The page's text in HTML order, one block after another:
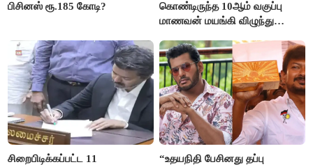
பிசினஸ் ரூ.185 கோடி?
கொண்டிருந்த 10ஆம் வகுப்பு
மாணவன் மயங்கி விழுந்து
சிறைபிடிக்கப்பட்ட 11
“உதயநிதி பேசினது தப்பு